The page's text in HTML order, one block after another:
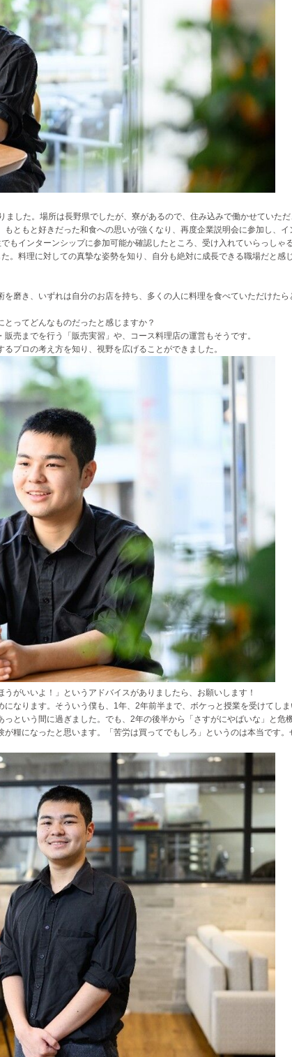
した。場所は長野県でしたが、寮があるので、住み込みで働かせていただ
ともと好きだった和食への思いが強くなり、再度企業説明会に参加し、イ
もインターンシップに参加可能か確認したところ、受け入れていらっしゃ
。料理に対しての真摯な姿勢を知り、自分も絶対に成長できる職場だと感じ
磨き、いずれは自分のお店を持ち、多くの人に料理を食べていただけたら
ってどんなものだったと感じますか？
売までを行う「販売実習」や、コース料理店の運営もそうです。
プロの考え方を知り、視野を広げることができました。
いいよ！」というアドバイスがありましたら、お願いします！
なります。そういう僕も、1年、2年前半まで、ボケっと授業を受けてしま
という間に過ぎました。でも、2年の後半から「さすがにやばいな」と危
糧になったと思います。「苦労は買ってでもしろ」というのは本当です。